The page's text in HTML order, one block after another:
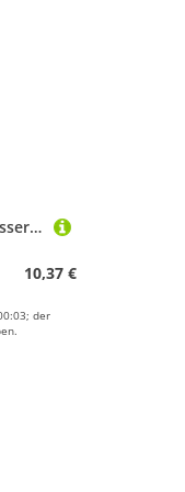
Tennis-Kreuz-Saiten-Schlösser, tragbar, leicht, Stoßdämpfer, einfach zu bedienen, Schläger
10,37 €
der